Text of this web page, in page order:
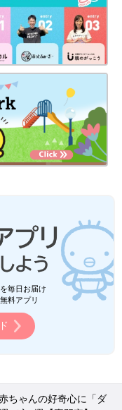
毎日お届け
料アプリ
ちゃんの好奇心に「ダ